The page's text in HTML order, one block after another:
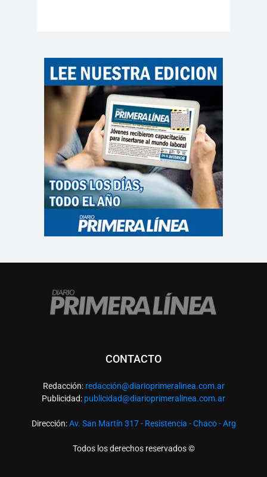
CONTACTO
Redacción: redacción@diarioprimeralinea.com.ar
Publicidad: publicidad@diarioprimeralinea.com.ar
Dirección:Av. San Martín 317 - Resistencia - Chaco - Arg
Todos los derechos reservados ©